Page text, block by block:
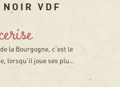
VILLAGES
jamais
un bon film qu’on